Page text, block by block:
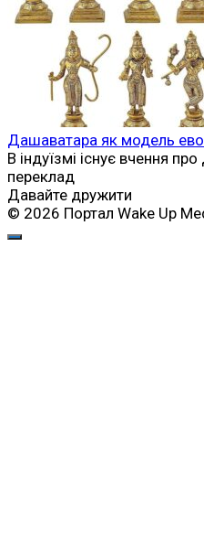
Дашаватара як модель
В індуїзмі існує вчення
переклад
Давайте дружити
© 2026 Портал Wake Up